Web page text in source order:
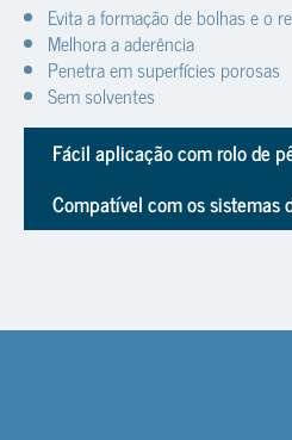
Evita a formação de bolhas e o
Melhora a aderência
Penetra em superfícies porosas
Sem solventes
Fácil aplicação com rolo de
Compatível com os sistemas